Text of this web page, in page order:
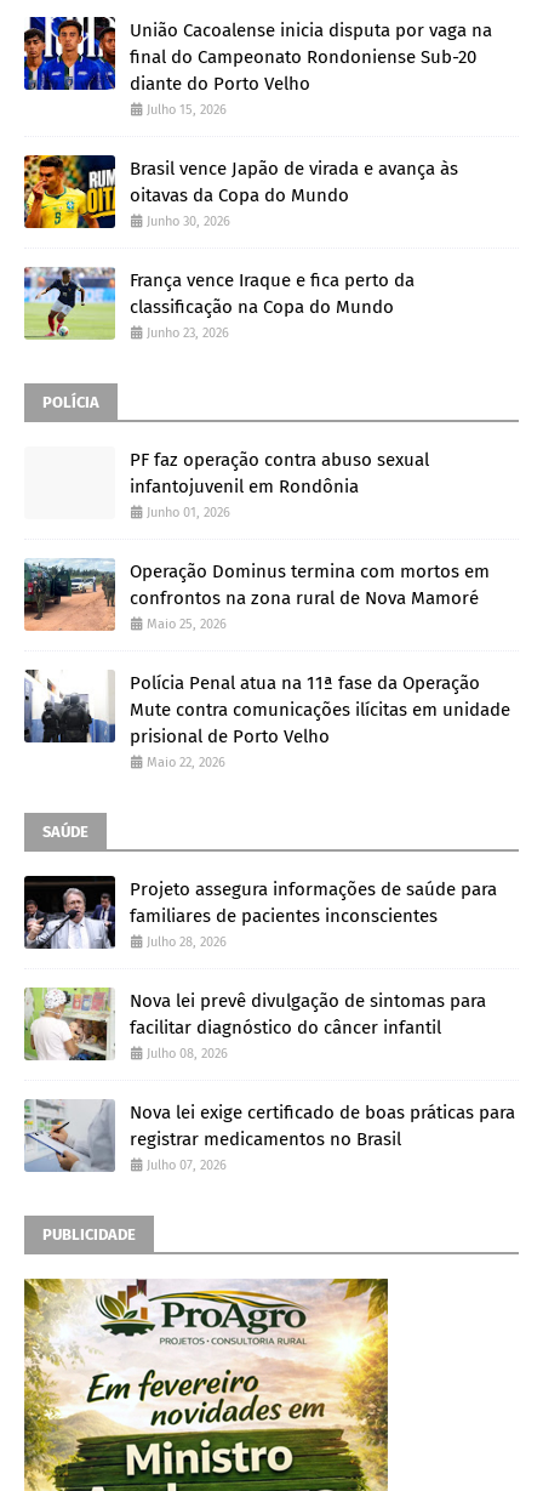
União Cacoalense inicia disputa por vaga na
final do Campeonato Rondoniense Sub-20
diante do Porto Velho
Julho 15, 2026
Brasil vence Japão de virada e avança às
oitavas da Copa do Mundo
Junho 30, 2026
França vence Iraque e fica perto da
classificação na Copa do Mundo
Junho 23, 2026
POLÍCIA
PF faz operação contra abuso sexual
infantojuvenil em Rondônia
Junho 01, 2026
Operação Dominus termina com mortos em
confrontos na zona rural de Nova Mamoré
Maio 25, 2026
Polícia Penal atua na 11ª fase da Operação
Mute contra comunicações ilícitas em unidade
prisional de Porto Velho
Maio 22, 2026
SAÚDE
Projeto assegura informações de saúde para
familiares de pacientes inconscientes
Julho 28, 2026
Nova lei prevê divulgação de sintomas para
facilitar diagnóstico do câncer infantil
Julho 08, 2026
Nova lei exige certificado de boas práticas para
registrar medicamentos no Brasil
Julho 07, 2026
PUBLICIDADE